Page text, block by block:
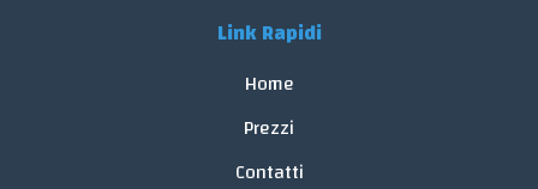
Link Rapidi
Home
Prezzi
Contatti